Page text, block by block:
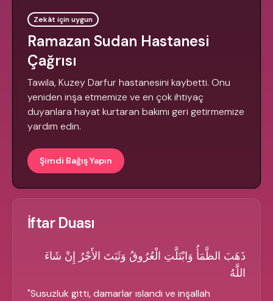
Zekât için uygun
Ramazan Sudan Hastanesi
Çağrısı
Tawila, Kuzey Darfur hastanesini kaybetti. Onu
yeniden inşa etmemize ve en çok ihtiyaç
duyanlara hayat kurtaran bakımı geri getirmemize
yardım edin.
Şimdi Bağış Yapın
İftar Duası
ذَهَبَ الظَّمَأُ وَابْتَلَّتِ الْعُرُوقُ وَثَبَتَ الأَجْرُ إِنْ شَاءَ
اللَّهُ
"Susuzluk gitti, damarlar ıslandı ve inşallah